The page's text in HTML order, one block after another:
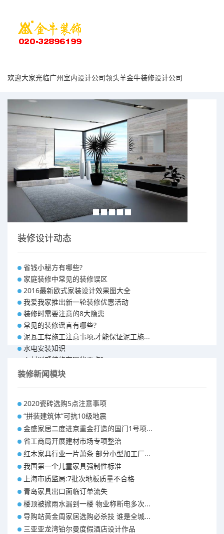
欢迎大家光临广州室内设计公司领头羊金牛装修设计公司
装修设计动态
省钱小秘方有哪些?
家庭装修中常见的装修误区
2016最新欧式家装设计效果图大全
我爱我家推出新一轮装修优惠活动
装修时需要注意的8大隐患
常见的装修谣言有哪些?
泥瓦工程施工注意事项,才能保证泥工施...
水电安装知识
乡村别墅装修有哪些要点?
别墅怎样装修之装修技巧
昆明110平米装修预算 装修报价清单
昆明100平米装修多少钱
装修新闻模块
2020瓷砖选购5点注意事项
“拼装建筑体”可抗10级地震
金盛家居二度进京重金打造的国门1号项...
省工商局开展建材市场专项整治
红木家具行业一片萧条 部分小型加工厂...
我国第一个儿童家具强制性标准
上海市质监局:7批次地板质量不合格
青岛家具出口面临订单流失
楼顶被掀雨水漏到一楼 物业称断电多次...
导购站黄金周家居选购必杀技 谁是全城...
三亚亚龙湾铂尔曼度假酒店设计作品